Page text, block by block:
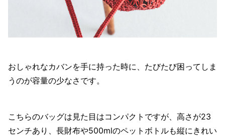
おしゃれなカバンを手に持った時に、たびたび困ってしま
うのが容量の少なさです。
こちらのバッグは見た目はコンパクトですが、高さが23
センチあり、長財布や500mlのペットボトルも縦にきれい